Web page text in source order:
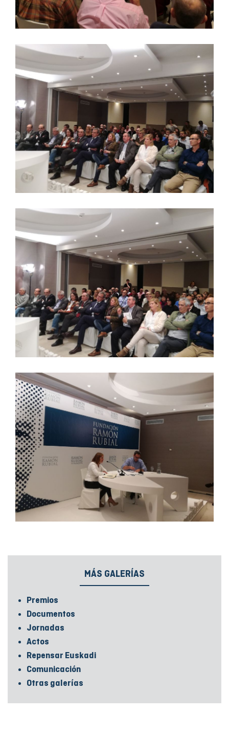
MÁS GALERÍAS
Premios
Documentos
Jornadas
Actos
Repensar Euskadi
Comunicación
Otras galerías